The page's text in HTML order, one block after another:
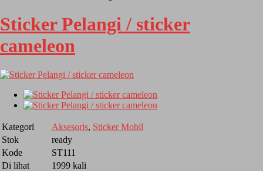
Sticker Pelangi / sticker
cameleon
Kategori Aksesoris, Sticker Mobil
Stok
ready
Kode
ST111
Di lihat
1999 kali